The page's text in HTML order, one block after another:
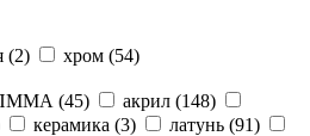
(2) хром (54)
(45) акрил (148)
керамика (3) латунь (91)